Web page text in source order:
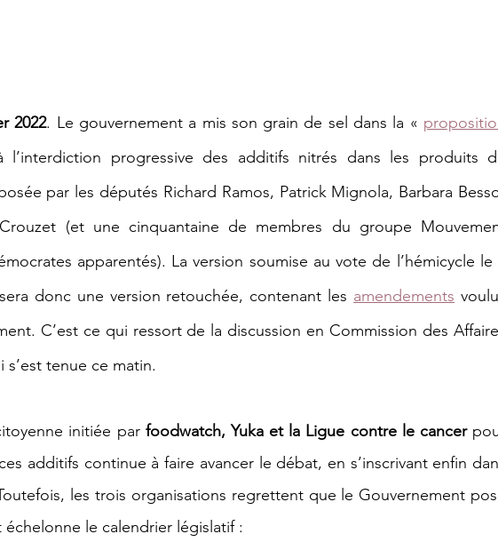
2022. Le gouvernement a mis son grain de sel dans la «
l’interdiction progressive des additifs nitrés dans les produits
par les députés Richard Ramos, Patrick Mignola, Barbara
(et une cinquantaine de membres du groupe
apparentés). La version soumise au vote de l’hémicycle le
donc une version retouchée, contenant les amendements
C’est ce qui ressort de la discussion en Commission des
tenue ce matin.
initiée par foodwatch, Yuka et la Ligue contre le cancer
additifs continue à faire avancer le débat, en s’inscrivant enfin
les trois organisations regrettent que le Gouvernement
le calendrier législatif :